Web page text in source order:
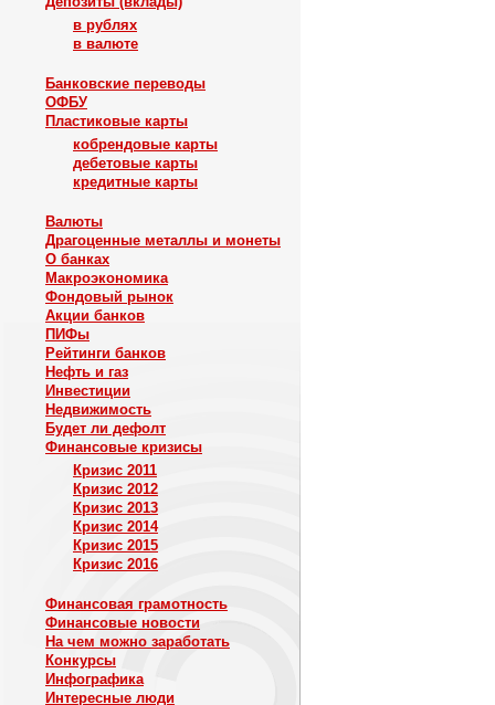
в рублях
в валюте
Банковские переводы
ОФБУ
Пластиковые карты
кобрендовые карты
дебетовые карты
кредитные карты
Валюты
Драгоценные металлы и монеты
О банках
Макроэкономика
Фондовый рынок
Акции банков
ПИФы
Рейтинги банков
Нефть и газ
Инвестиции
Недвижимость
Будет ли дефолт
Финансовые кризисы
Кризис 2011
Кризис 2012
Кризис 2013
Кризис 2014
Кризис 2015
Кризис 2016
Финансовая грамотность
Финансовые новости
На чем можно заработать
Конкурсы
Инфографика
Интересные люди